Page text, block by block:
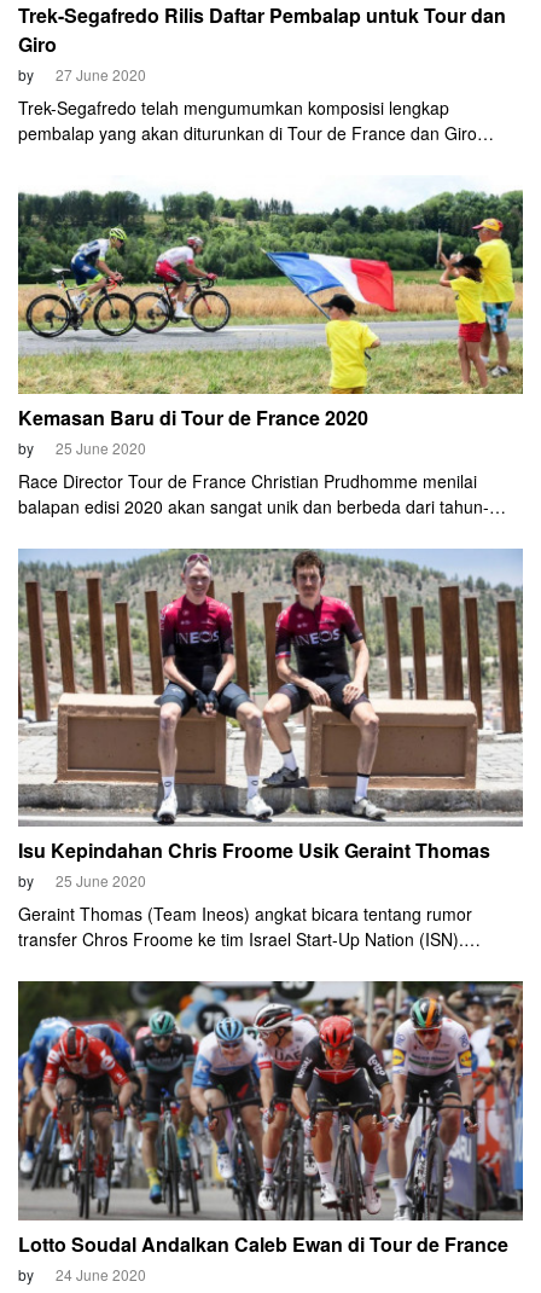
Trek-Segafredo Rilis Daftar Pembalap untuk Tour dan
Giro
by 27 June 2020
Trek-Segafredo telah mengumumkan komposisi lengkap
pembalap yang akan diturunkan di Tour de France dan Giro
mengadakan pemusatan latihan di dua tempat yang berbeda
pada Juli nanti untuk menyambut kelanjutan WorldTour 2020.
Kemasan Baru di Tour de France 2020
by 25 June 2020
Race Director Tour de France Christian Prudhomme menilai
balapan edisi 2020 akan sangat unik dan berbeda dari tahun-
sudah mempersiapkan langkah-langkah untuk menjaga
keseluruhan rombongan tetap aman selama event ini
berlangsung.
Isu Kepindahan Chris Froome Usik Geraint Thomas
by 25 June 2020
Geraint Thomas (Team Ineos) angkat bicara tentang rumor
transfer Chros Froome ke tim Israel Start-Up Nation (ISN).
tetapi, bukan berarti ia tidak dapat tidur karena memikirkan
spekulasi ini
Lotto Soudal Andalkan Caleb Ewan di Tour de France
by 24 June 2020